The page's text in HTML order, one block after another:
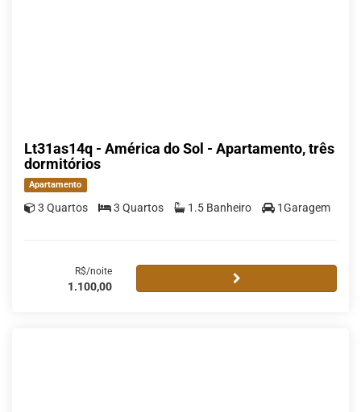
Lt31as14q - América do Sol - Apartamento, três
dormitórios
Apartamento
3 Quartos 3 Quartos 1.5 Banheiro 1Garagem
R$/noite
1.100,00